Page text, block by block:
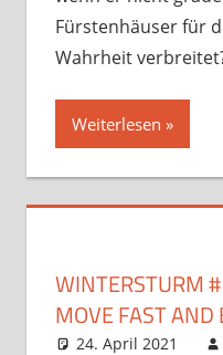
Fürstenhäuser für
Wahrheit
Weiterlesen
WINTERSTURM
MOVE FAST AND
24. April 2021